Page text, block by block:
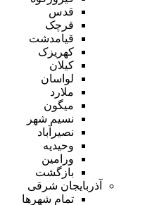
قدس
قرچک
قیامدشت
کهریزک
کیلان
لواسان
ملارد
میگون
نسیم شهر
نصیرآباد
وحیدیه
ورامین
بازگشت
آذربایجان شرقی
تمام شهر‌ها